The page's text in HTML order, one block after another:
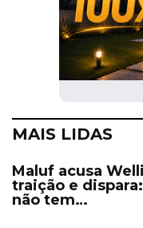
MAIS LIDAS
Maluf acusa
traição e
não tem…